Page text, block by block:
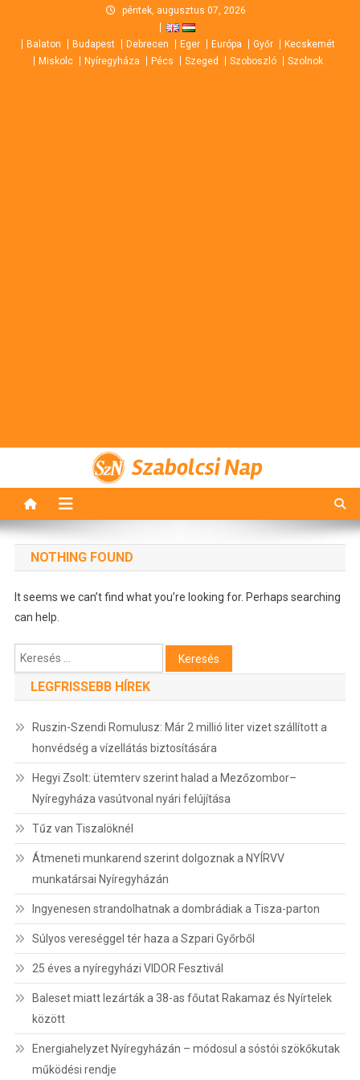
content
péntek, augusztus 07, 2026
Balaton Budapest Debrecen Eger Európa Győr
Kecskemét
Miskolc
Nyíregyháza Pécs Szeged Szoboszló Szolnok
Szabolcsi Nap
NOTHING FOUND
It seems we can’t find what you’re looking for. Perhaps searching
can help.
Keresés:
LEGFRISSEBB HÍREK
Ruszin-Szendi Romulusz: Már 2 millió liter vizet szállított a
honvédség a vízellátás biztosítására
Hegyi Zsolt: ütemterv szerint halad a Mezőzombor–
Nyíregyháza vasútvonal nyári felújítása
Tűz van Tiszalöknél
Átmeneti munkarend szerint dolgoznak a NYÍRVV
munkatársai Nyíregyházán
Ingyenesen strandolhatnak a dombrádiak a Tisza-parton
Súlyos vereséggel tér haza a Szpari Győrből
25 éves a nyíregyházi VIDOR Fesztivál
Baleset miatt lezárták a 38-as főutat Rakamaz és Nyírtelek
között
Energiahelyzet Nyíregyházán – módosul a sóstói szökőkutak
működési rendje